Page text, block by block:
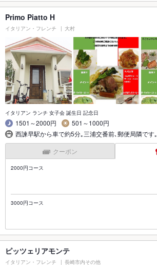
Primo Piatto H
イタリアン・フレンチ 大村
イタリアン ランチ 女子会 誕生日 記念日
1501～2000円
501～1000円
西諫早駅から車で約5分｡三浦交番前､郵便局隣です｡
クーポン
2000円コース
3000円コース
ピッツェリアモンテ
イタリアン・フレンチ 長崎市内その他